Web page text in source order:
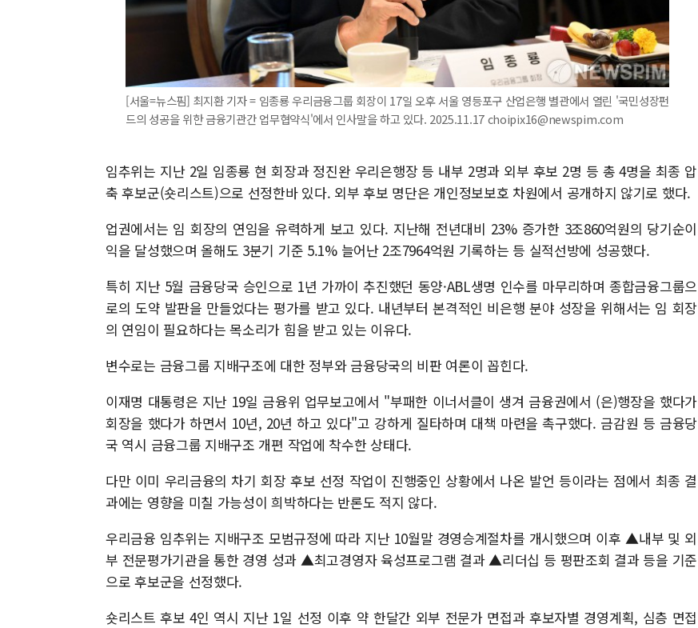
[서울=뉴스핌] 최지환 기자 = 임종룡 우리금융그룹 회장이 17일 오후 서울 영등포구 산업은행 별관에서 열린 '국민성장펀
드의 성공을 위한 금융기관간 업무협약식'에서 인사말을 하고 있다. 2025.11.17 choipix16@newspim.com
임추위는 지난 2일 임종룡 현 회장과 정진완 우리은행장 등 내부 2명과 외부 후보 2명 등 총 4명을 최종 압
축 후보군(숏리스트)으로 선정한바 있다. 외부 후보 명단은 개인정보보호 차원에서 공개하지 않기로 했다.
업권에서는 임 회장의 연임을 유력하게 보고 있다. 지난해 전년대비 23% 증가한 3조860억원의 당기순이
익을 달성했으며 올해도 3분기 기준 5.1% 늘어난 2조7964억원 기록하는 등 실적선방에 성공했다.
특히 지난 5월 금융당국 승인으로 1년 가까이 추진했던 동양·ABL생명 인수를 마무리하며 종합금융그룹으
로의 도약 발판을 만들었다는 평가를 받고 있다. 내년부터 본격적인 비은행 분야 성장을 위해서는 임 회장
의 연임이 필요하다는 목소리가 힘을 받고 있는 이유다.
변수로는 금융그룹 지배구조에 대한 정부와 금융당국의 비판 여론이 꼽힌다.
이재명 대통령은 지난 19일 금융위 업무보고에서 "부패한 이너서클이 생겨 금융권에서 (은)행장을 했다가
회장을 했다가 하면서 10년, 20년 하고 있다"고 강하게 질타하며 대책 마련을 촉구했다. 금감원 등 금융당
국 역시 금융그룹 지배구조 개편 작업에 착수한 상태다.
다만 이미 우리금융의 차기 회장 후보 선정 작업이 진행중인 상황에서 나온 발언 등이라는 점에서 최종 결
과에는 영향을 미칠 가능성이 희박하다는 반론도 적지 않다.
우리금융 임추위는 지배구조 모범규정에 따라 지난 10월말 경영승계절차를 개시했으며 이후 ▲내부 및 외
부 전문평가기관을 통한 경영 성과 ▲최고경영자 육성프로그램 결과 ▲리더십 등 평판조회 결과 등을 기준
으로 후보군을 선정했다.
숏리스트 후보 4인 역시 지난 1일 선정 이후 약 한달간 외부 전문가 면접과 후보자별 경영계획, 심층 면접